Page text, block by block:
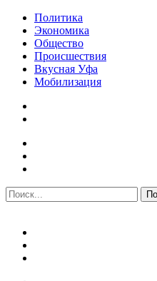
Политика
Экономика
Общество
Происшествия
Вкусная Уфа
Мобилизация